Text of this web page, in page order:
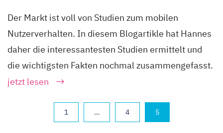
Der Markt ist voll von Studien zum mobilen
Nutzerverhalten. In diesem Blogartikle hat Hannes
daher die interessantesten Studien ermittelt und
die wichtigsten Fakten nochmal zusammengefasst.
jetzt lesen
1 … 4 5